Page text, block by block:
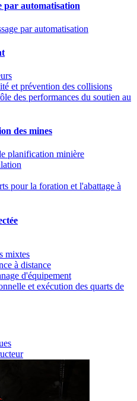
par automatisation
par automatisation
et prévention des collisions
des performances du soutien au
des mines
planification minière
pour la foration et l'abattage à
mixtes
à distance
d'équipement
et exécution des quarts de